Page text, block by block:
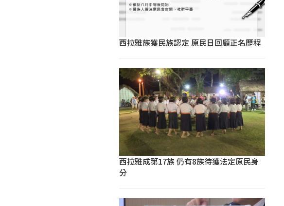
西拉雅族獲民族認定 原民日回顧正名歷程
西拉雅成第17族 仍有8族待獲法定原民身
分